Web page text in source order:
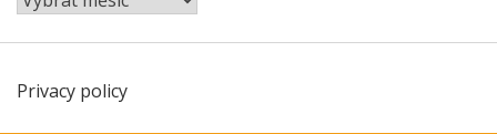
Privacy policy